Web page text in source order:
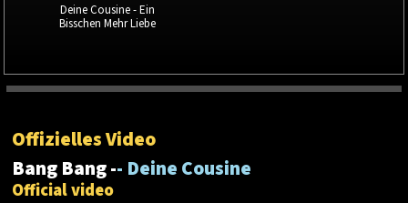
Deine Cousine - Ein
Bisschen Mehr Liebe
Offizielles Video
Bang Bang -- Deine Cousine
Official video